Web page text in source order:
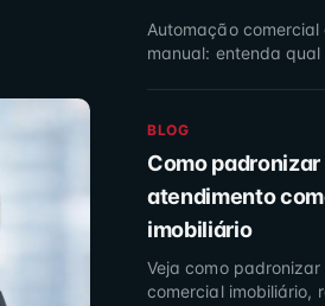
Automação
manual: entenda qual
dados reais.
BLOG
Como padronizar
atendimento
imobiliário
Veja como
comercial imobiliário,